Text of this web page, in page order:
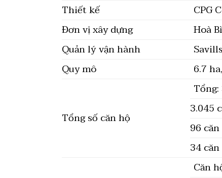
Thiết kế
CPG
Đơn vị xây dựng
Hoà
Quản lý vận hành
Quy mô
6.7
Tổng số căn hộ
3.045
96
34
Căn